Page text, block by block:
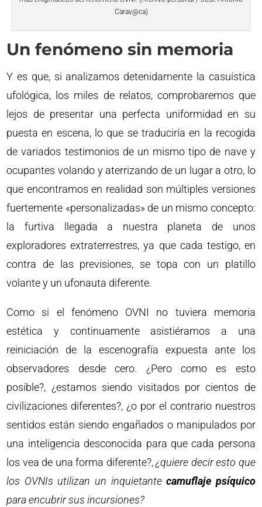
Carav@ca)
Un fenómeno sin memoria
Y es que, si analizamos detenidamente la casuística
ufológica, los miles de relatos, comprobaremos que
lejos de presentar una perfecta uniformidad en su
puesta en escena, lo que se traduciría en la recogida
de variados testimonios de un mismo tipo de nave y
ocupantes volando y aterrizando de un lugar a otro, lo
que encontramos en realidad son múltiples versiones
fuertemente «personalizadas» de un mismo concepto:
la furtiva llegada a nuestra planeta de unos
exploradores extraterrestres, ya que cada testigo, en
contra de las previsiones, se topa con un platillo
volante y un ufonauta diferente.
Como si el fenómeno OVNI no tuviera memoria
estética y continuamente asistiéramos a una
reiniciación de la escenografía expuesta ante los
observadores desde cero. ¿Pero como es esto
posible?, ¿estamos siendo visitados por cientos de
civilizaciones diferentes?, ¿o por el contrario nuestros
sentidos están siendo engañados o manipulados por
una inteligencia desconocida para que cada persona
los vea de una forma diferente?,¿quiere decir esto que
los OVNIs utilizan un inquietantecamuflaje psíquico
para encubrir sus incursiones?